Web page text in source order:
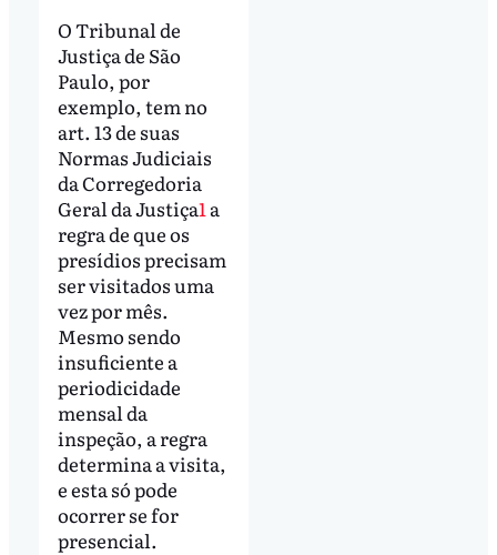
O Tribunal de
Justiça de São
Paulo, por
exemplo, tem no
art. 13 de suas
Normas Judiciais
da Corregedoria
Geral da Justiça1 a
regra de que os
presídios precisam
ser visitados uma
vez por mês.
Mesmo sendo
insuficiente a
periodicidade
mensal da
inspeção, a regra
determina a visita,
e esta só pode
ocorrer se for
presencial.